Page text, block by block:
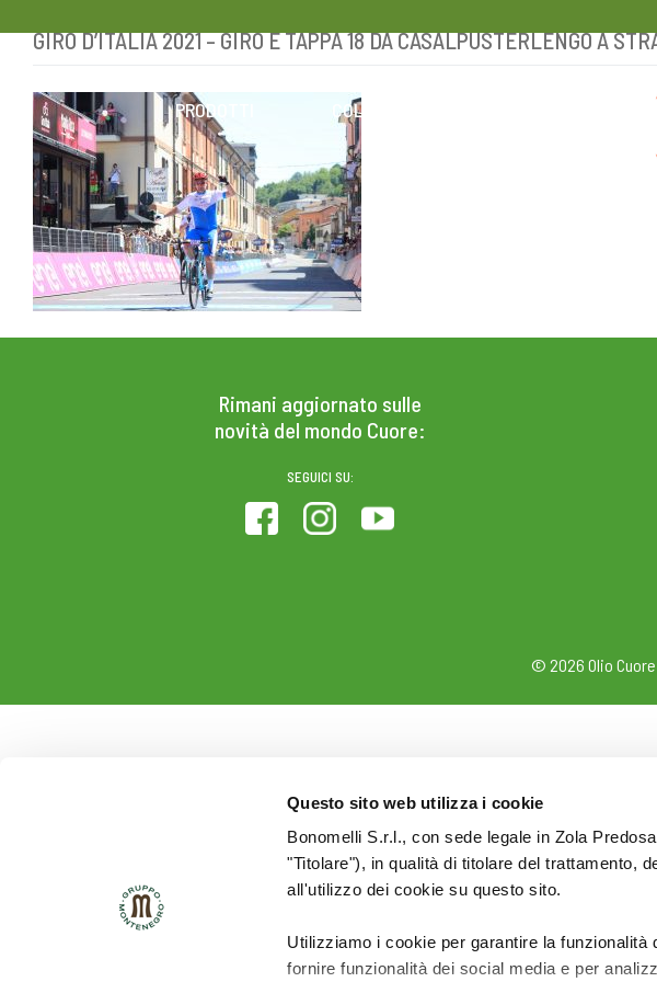
Questo sito web utilizza i cookie
Bonomelli S.r.l., con sede legale in Zola
"Titolare"), in qualità di titolare del trattamento,
all'utilizzo dei cookie su questo sito.
Utilizziamo i cookie per garantire la
fornire funzionalità dei social media e per
Skip
content
PRODOTTI COLESTEROLO
GIRO D’ITALIA 2021 – GIRO E TAPPA 18 DA CASALPUSTERLENGO A
Rimani aggiornato sulle
novità del mondo Cuore:
SEGUICI SU:
© 2026 Olio Cuore